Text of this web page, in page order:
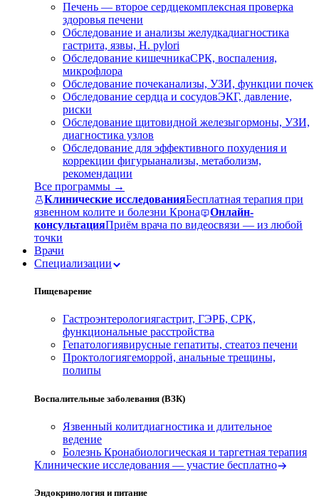
Печень — второе сердцекомплексная проверка
здоровья печени
Обследование и анализы желудкадиагностика
гастрита, язвы, H. pylori
Обследование кишечникаСРК, воспаления,
микрофлора
Обследование почеканализы, УЗИ, функции почек
Обследование сердца и сосудовЭКГ, давление,
риски
Обследование щитовидной железыгормоны, УЗИ,
диагностика узлов
Обследование для эффективного похудения и
коррекции фигурыанализы, метаболизм,
рекомендации
Все программы →
Клинические исследованияБесплатная терапия при
язвенном колите и болезни Крона
Онлайн-
консультацияПриём врача по видеосвязи — из любой
точки
Врачи
Специализации
Пищеварение
Гастроэнтерологиягастрит, ГЭРБ, СРК,
функциональные расстройства
Гепатологиявирусные гепатиты, стеатоз печени
Проктологиягеморрой, анальные трещины,
полипы
Воспалительные заболевания (ВЗК)
Язвенный колитдиагностика и длительное
ведение
Болезнь Кронабиологическая и таргетная терапия
Клинические исследования — участие бесплатно
Эндокринология и питание